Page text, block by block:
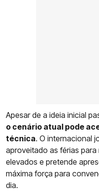
Apesar de a ideia inicial
o cenário atual pode
técnica. O internacional
aproveitado as férias
elevados e pretende
máxima força para
dia.